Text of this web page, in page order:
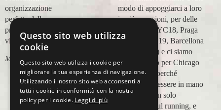
organizzazione
perfetta,dalla
prenotazione,mesi prima,al
viaggio.
Marco Ceseri
modo di appoggiarci a loro
in più occasioni, per delle
maratone (NYC18, Praga
19, Valencia 19, Barcellona
21, NYC 22) e ci siamo
affidati a loro per Chicago
23 (ottobre) perché
sappiamo di essere in mano
a persone non solo
competenti sul running, e
Questo sito web utilizza
cookie
Questo sito web utilizza i cookie per
migliorare la tua esperienza di navigazione.
Utilizzando il nostro sito web acconsenti a
tutti i cookie in conformità con la nostra
policy per i cookie. Leggi di più